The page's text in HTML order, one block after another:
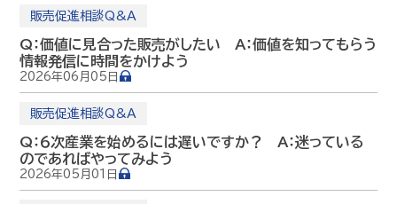
販売促進相談Q&A
Q：価値に見合った販売がしたい A：価値を知ってもらう
情報発信に時間をかけよう
2026年06月05日
販売促進相談Q&A
Q：６次産業を始めるには遅いですか？ A：迷っている
のであればやってみよう
2026年05月01日